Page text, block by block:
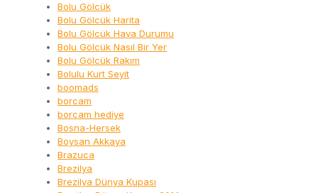
Bolu Gölcük
Bolu Gölcük Harita
Bolu Gölcük Hava Durumu
Bolu Gölcük Nasıl Bir Yer
Bolu Gölcük Rakım
Bolulu Kurt Seyit
boomads
borcam
borcam hediye
Bosna-Hersek
Boysan Akkaya
Brazuca
Brezilya
Brezilya Dünya Kupası